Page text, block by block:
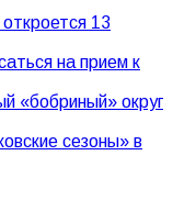
13
на прием к
«бобриный» округ
сезоны» в